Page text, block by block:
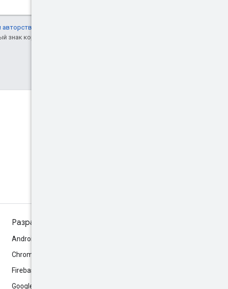
4.0"
знак корпорации Oracle и ее
Разработка
Android
Chrome
Firebase
Google AI Studio